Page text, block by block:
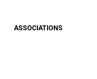
ASSOCIATIONS